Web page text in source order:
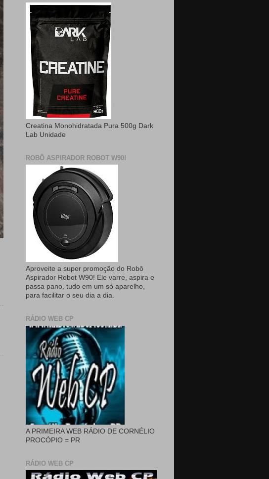
Creatina Monohidratada Pura 500g Dark
Lab Unidade
ROBÔ ASPIRADOR ROBOT W90!
Aproveite a super promoção do Robô
Aspirador Robot W90! Ele varre, aspira e
passa pano, tudo em um só aparelho,
para facilitar o seu dia a dia.
RÁDIO WEB CP
A PRIMEIRA WEB RÁDIO DE CORNÉLIO
PROCÓPIO = PR
RÁDIO WEB CP